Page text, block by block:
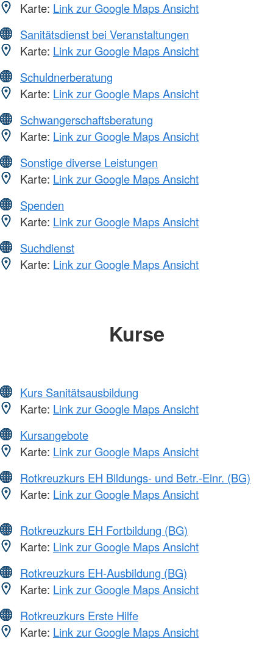
Karte: Link zur Google Maps Ansicht
Sanitätsdienst bei Veranstaltungen
Karte: Link zur Google Maps Ansicht
Schuldnerberatung
Karte: Link zur Google Maps Ansicht
Schwangerschaftsberatung
Karte: Link zur Google Maps Ansicht
Sonstige diverse Leistungen
Karte: Link zur Google Maps Ansicht
Spenden
Karte: Link zur Google Maps Ansicht
Suchdienst
Karte: Link zur Google Maps Ansicht
Kurse
Kurs Sanitätsausbildung
Karte: Link zur Google Maps Ansicht
Kursangebote
Karte: Link zur Google Maps Ansicht
Rotkreuzkurs EH Bildungs- und Betr.-Einr. (BG)
Karte: Link zur Google Maps Ansicht
Rotkreuzkurs EH Fortbildung (BG)
Karte: Link zur Google Maps Ansicht
Rotkreuzkurs EH-Ausbildung (BG)
Karte: Link zur Google Maps Ansicht
Rotkreuzkurs Erste Hilfe
Karte: Link zur Google Maps Ansicht